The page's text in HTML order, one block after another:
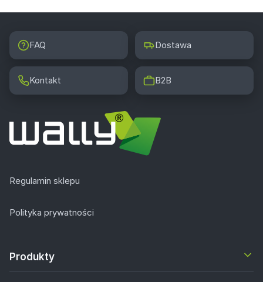
FAQ Dostawa
Kontakt B2B
Regulamin sklepu
Polityka prywatności
Produkty